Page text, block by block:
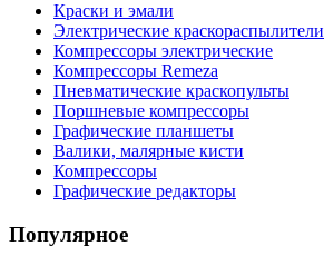
Краски и эмали
Электрические краскораспылители
Компрессоры электрические
Компрессоры Remeza
Пневматические краскопульты
Поршневые компрессоры
Графические планшеты
Валики, малярные кисти
Компрессоры
Графические редакторы
Популярное